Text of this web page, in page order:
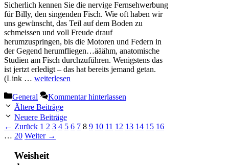
Sicherlich kennen Sie die nervige Fernsehwerbung
für Billy, den singenden Fisch. Wie oft haben wir
uns gewünscht, das Teil auf dem Boden zu
schmeissen und voll Freude drauf
herumzuspringen, bis die Motoren und Federn in
der Gegend herumfliegen…ääähm, anatomische
Studien am Fisch durchzuführen. Wenigstens das
ist jertzt erledigt – das hat bereits jemand getan.
(Link … weiterlesen
Kategorien
General
Kommentar hinterlassen
Ältere Beiträge
Neuere Beiträge
← Zurück Seite
1 Seite
2 Seite
3 Seite
4 Seite
5 Seite
6 Seite
7 Seite
8 Seite
9 Seite
10 Seite
11 Seite
12 Seite
13 Seite
14 Seite
15 Seite
16
… Seite
20 Weiter →
Weisheit